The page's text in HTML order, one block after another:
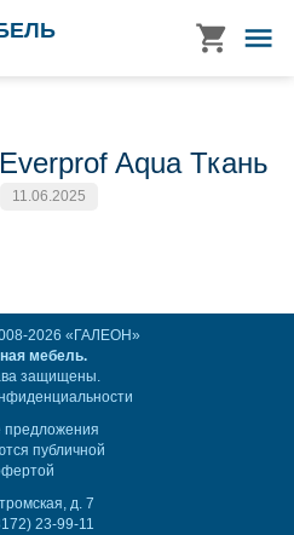
Aqua Ткань
11.06.2025
2026 «ГАЛЕОН»
мебель.
защищены.
публичной
д. 7
23-99-11